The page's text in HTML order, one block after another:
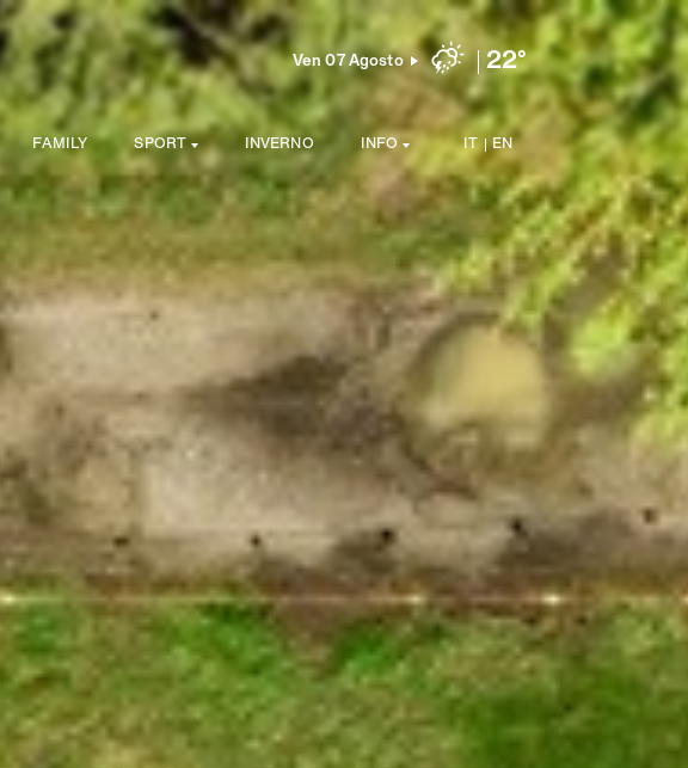
Ven 07 Agosto 22°
FAMILY SPORT INVERNO INFO IT EN